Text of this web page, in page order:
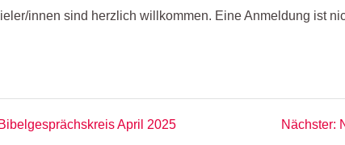
innen sind herzlich willkommen. Eine Anmeldung ist
Vorheriger
Bibelgesprächskreis April 2025 Nächster: